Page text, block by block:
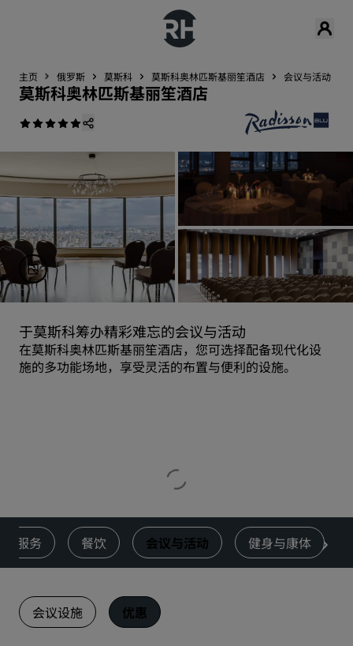
主页 俄罗斯 莫斯科 莫斯科奥林匹斯基丽笙酒店 会议与活动
莫斯科奥林匹斯基丽笙酒店
于莫斯科筹办精彩难忘的会议与活动
在莫斯科奥林匹斯基丽笙酒店，您可选择配备现代化设
施的多功能场地，享受灵活的布置与便利的设施。
服务 餐饮 会议与活动 健身与康体
会议设施 优惠